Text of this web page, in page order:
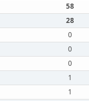
58
28
0
0
0
1
1